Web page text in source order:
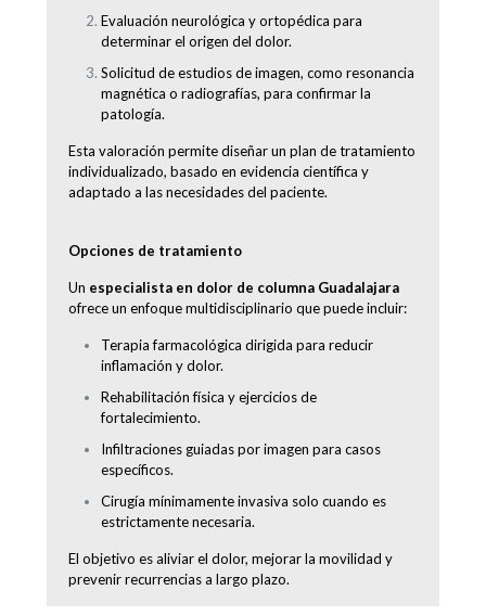
Evaluación neurológica y ortopédica para
determinar el origen del dolor.
Solicitud de estudios de imagen, como resonancia
magnética o radiografías, para confirmar la
patología.
Esta valoración permite diseñar un plan de tratamiento
individualizado, basado en evidencia científica y
adaptado a las necesidades del paciente.
Opciones de tratamiento
Un especialista en dolor de columna Guadalajara
ofrece un enfoque multidisciplinario que puede incluir:
Terapia farmacológica dirigida para reducir
inflamación y dolor.
Rehabilitación física y ejercicios de
fortalecimiento.
Infiltraciones guiadas por imagen para casos
específicos.
Cirugía mínimamente invasiva solo cuando es
estrictamente necesaria.
El objetivo es aliviar el dolor, mejorar la movilidad y
prevenir recurrencias a largo plazo.